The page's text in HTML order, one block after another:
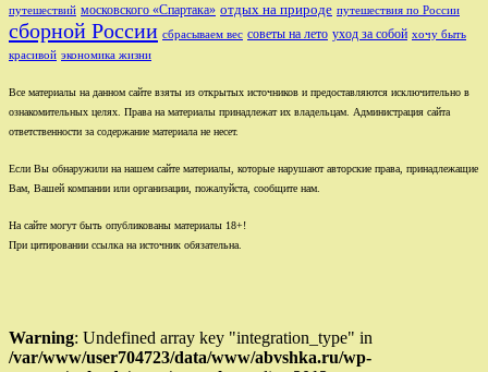
путешествий московского «Спартака» отдых на природе путешествия по России
сборной России сбрасываем вес советы на лето уход за собой хочу быть
красивой экономика жизни
Все материалы на данном сайте взяты из открытых источников и предоставляются исключительно в
ознакомительных целях. Права на материалы принадлежат их владельцам. Администрация сайта
ответственности за содержание материала не несет.
Если Вы обнаружили на нашем сайте материалы, которые нарушают авторские права, принадлежащие
Вам, Вашей компании или организации, пожалуйста, сообщите нам.
На сайте могут быть опубликованы материалы 18+!
При цитировании ссылка на источник обязательна.
Warning: Undefined array key "integration_type" in
/var/www/user704723/data/www/abvshka.ru/wp-